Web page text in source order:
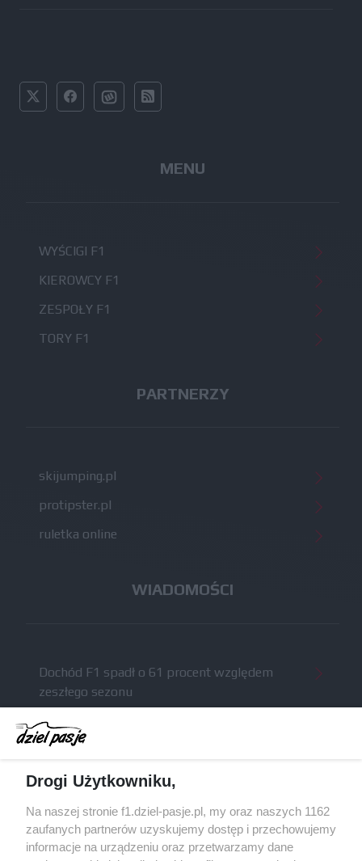
MENU
WYŚCIGI F1
KIEROWCY F1
ZESPOŁY F1
TORY F1
PARTNERZY
skijumping.pl
protipster.pl
ruletka online
WIADOMOŚCI
Dochód F1 spadł o 61 procent względem
zeszłego sezonu
Obecne silniki muszą polegać na uczących się
algorytmach?
silnikiem dopiero w styczniu
Audi planuje wprowadzić jeszcze cztery duże
pakiety poprawek w 2026 roku
Gasly dołączył do krytyki obecnych
Drogi Użytkowniku,
Na naszej stronie f1.dziel-pasje.pl, my oraz naszych 1162
zaufanych partnerów uzyskujemy dostęp i przechowujemy
informacje na urządzeniu oraz przetwarzamy dane